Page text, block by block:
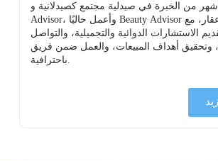
أمتلك 8 أشهر من الخبرة في صيدلية مجتمع كصيدلانية وBeauty
Advisor، وأعمل حاليًا Beauty Advisor مع مستودع عقار، مع
الاستشارات الدوائية والتجميلية، والتواصل
وتحقيق أهداف المبيعات، والعمل ضمن فريق
باحترافية.